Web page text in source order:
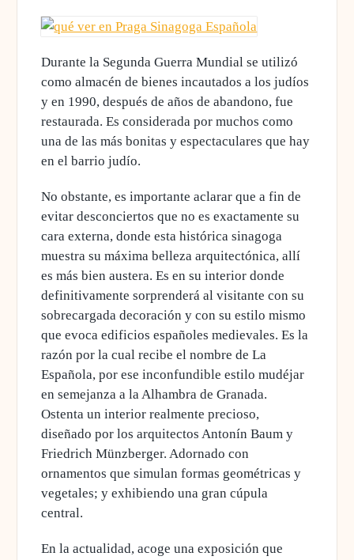
Durante la Segunda Guerra Mundial se utilizó
como almacén de bienes incautados a los judíos
yen 1990, después de años de abandono, fue
restaurada. Es considerada por muchos como
una de las más bonitas y espectaculares que hay
en el barrio judío.
No obstante, es importante aclarar que a fin de
evitar desconciertos que no es exactamente su
cara externa, donde esta histórica sinagoga
muestra su máxima belleza arquitectónica, allí
es más bien austera. Es en su interior donde
definitivamente sorprenderá al visitante con su
sobrecargada decoración y con su estilo mismo
que evoca edificios españoles medievales. Es la
razón por la cual recibe el nombre deLa
Española, por ese inconfundible estilo mudéjar
en semejanza a la Alhambra de Granada.
Ostenta un interior realmente precioso,
diseñado por los arquitectos Antonín Baum y
Friedrich Münzberger. Adornado con
ornamentos que simulan formas geométricas y
vegetales; y exhibiendo una gran cúpula
central.
En la actualidad, acogeuna exposición que